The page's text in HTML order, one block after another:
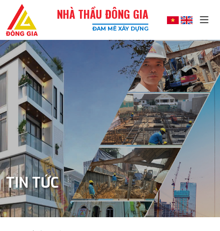
Đông
Gia
-
Công
Xây
Dựng
Uy
Tín,
Chất
Lượng
Cao
NHÀ THẦU ĐÔNG GIA
ĐAM MÊ XÂY DỰNG
TIN TỨC